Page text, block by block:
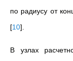
по радиусу от
[10].
В узлах